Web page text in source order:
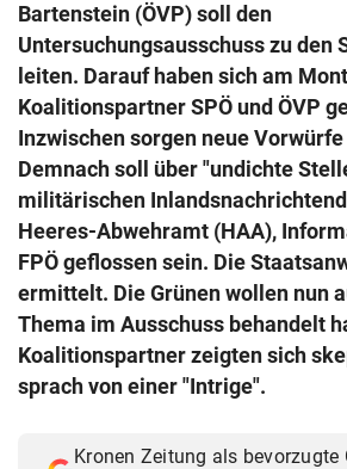
search
Suchbegriff
eingeben
© Krone Multimedia GmbH & Co KG 2026
Bartenstein (ÖVP) soll den
Untersuchungsausschuss zu den
leiten. Darauf haben sich am
Koalitionspartner SPÖ und ÖVP
Inzwischen sorgen neue
Demnach soll über "undichte
militärischen
Heeres-Abwehramt (HAA),
FPÖ geflossen sein. Die
ermittelt. Die Grünen wollen nun
Thema im Ausschuss behandelt
Koalitionspartner zeigten sich
sprach von einer "Intrige".
Kronen Zeitung als bevorzugte